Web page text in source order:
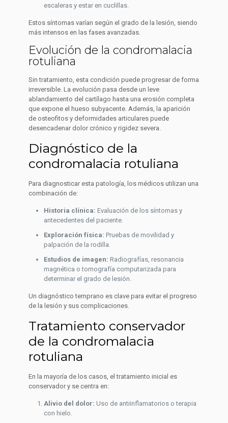
escaleras y estar en cuclillas.
Estos síntomas varían según el grado de la lesión, siendo
más intensos en las fases avanzadas.
Evolución de la condromalacia
rotuliana
Sin tratamiento, esta condición puede progresar de forma
irreversible. La evolución pasa desde un leve
ablandamiento del cartílago hasta una erosión completa
que expone el hueso subyacente. Además, la aparición
de osteofitos y deformidades articulares puede
desencadenar dolor crónico y rigidez severa.
Diagnóstico de la
condromalacia rotuliana
Para diagnosticar esta patología, los médicos utilizan una
combinación de:
Historia clínica: Evaluación de los síntomas y
antecedentes del paciente.
Exploración física: Pruebas de movilidad y
palpación de la rodilla.
Estudios de imagen: Radiografías, resonancia
magnética o tomografía computarizada para
determinar el grado de lesión.
Un diagnóstico temprano es clave para evitar el progreso
de la lesión y sus complicaciones.
Tratamiento conservador
de la condromalacia
rotuliana
En la mayoría de los casos, el tratamiento inicial es
conservador y se centra en:
Alivio del dolor: Uso de antiinflamatorios o terapia
con hielo.